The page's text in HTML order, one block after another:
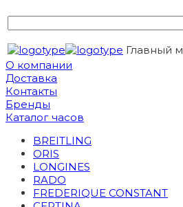
Главный
О компании
Доставка
Контакты
Бренды
Каталог часов
BREITLING
ORIS
LONGINES
RADO
FREDERIQUE CONSTANT